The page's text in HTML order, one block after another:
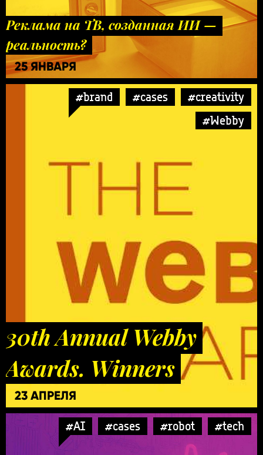
Реклама на ТВ, созданная ИИ —
реальность?
25 ЯНВАРЯ
#brand #cases
#creativity
#Webby
30th Annual Webby
Awards. Winners
23 АПРЕЛЯ
#AI #cases #robot #tech